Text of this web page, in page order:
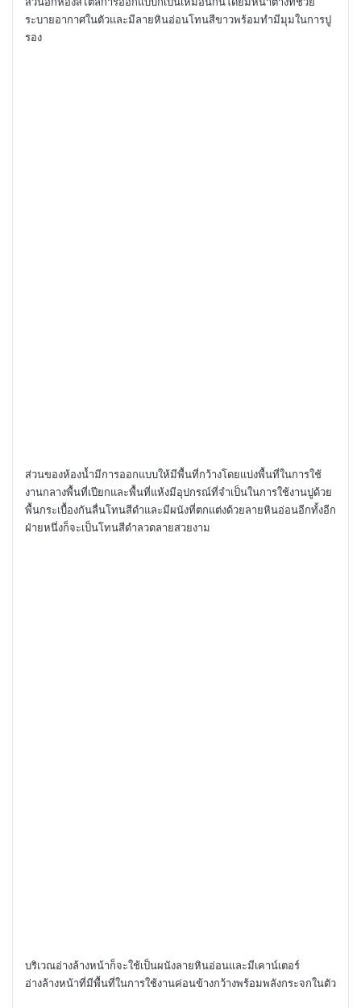
ระบายอากาศในตัวและมีลายหินอ่อนโทนสีขาวพร้อมทำมีมุมในการปู
รอง
ส่วนของห้องน้ำมีการออกแบบให้มีพื้นที่กว้างโดยแบ่งพื้นที่ในการใช้
งานกลางพื้นที่เปียกและพื้นที่แห้งมีอุปกรณ์ที่จำเป็นในการใช้งานปูด้วย
พื้นกระเบื้องกันลื่นโทนสีดำและมีผนังที่ตกแต่งด้วยลายหินอ่อนอีกทั้งอีก
ฝ่ายหนึ่งก็จะเป็นโทนสีดำลวดลายสวยงาม
บริเวณอ่างล้างหน้าก็จะใช้เป็นผนังลายหินอ่อนและมีเคาน์เตอร์
อ่างล้างหน้าที่มีพื้นที่ในการใช้งานค่อนข้างกว้างพร้อมพลังกระจกในตัว